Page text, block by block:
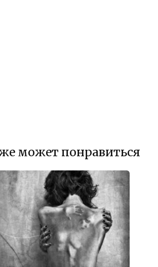
может понравиться